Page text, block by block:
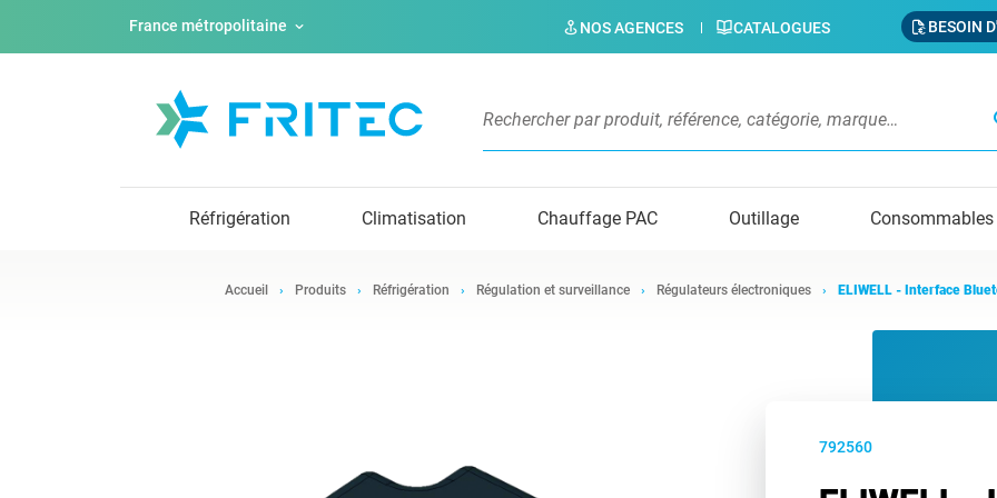
France métropolitaine NOS AGENCES CATALOGUES BESOIN
Réfrigération Climatisation Chauffage PAC Outillage Consommables
Accueil Produits Réfrigération Régulation et surveillance Régulateurs électroniques ELIWELL - Interface
792560